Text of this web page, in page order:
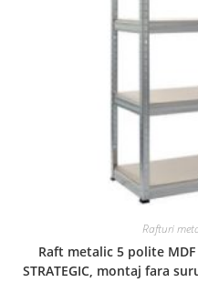
Rafturi
Raft metalic 5 polite
STRATEGIC, montaj fara